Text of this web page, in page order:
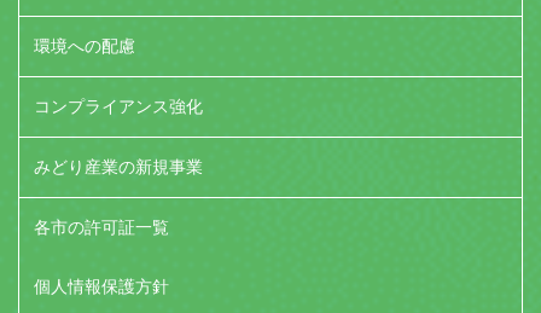
環境への配慮
コンプライアンス強化
みどり産業の新規事業
各市の許可証一覧
個人情報保護方針